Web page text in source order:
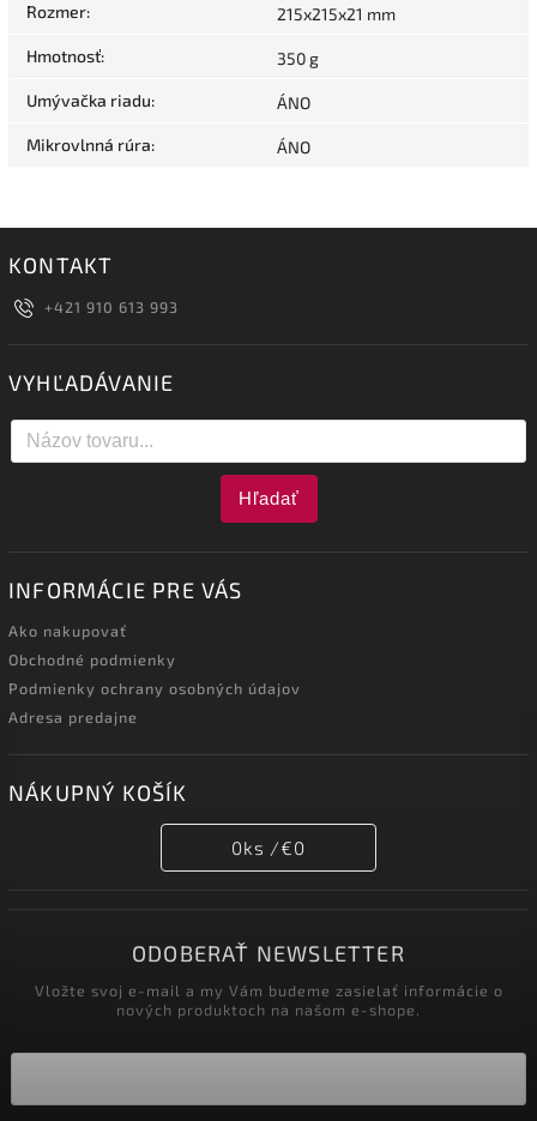
Rozmer: 215x215x21 mm
Hmotnosť: 350 g
Umývačka riadu: ÁNO
Mikrovlnná rúra: ÁNO
KONTAKT
+421 910 613 993
VYHĽADÁVANIE
Hľadať
INFORMÁCIE PRE VÁS
Ako nakupovať
Obchodné podmienky
Podmienky ochrany osobných údajov
Adresa predajne
NÁKUPNÝ KOŠÍK
0ks /€0
ODOBERAŤ NEWSLETTER
Vložte svoj e-mail a my Vám budeme zasielať informácie o
nových produktoch na našom e-shope.